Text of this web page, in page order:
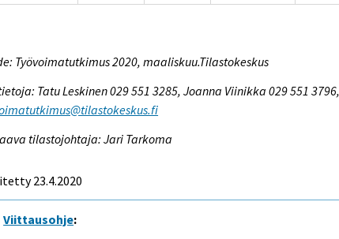
Työvoimatutkimus 2020, maaliskuu.Tilastokeskus
Tatu Leskinen 029 551 3285, Joanna Viinikka 029 551 3796,
tilastojohtaja: Jari Tarkoma
23.4.2020
Viittausohje: